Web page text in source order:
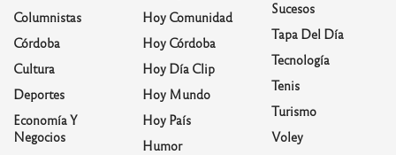
Columnistas
Córdoba
Cultura
Deportes
Economía Y
Negocios
Hoy Comunidad
Hoy Córdoba
Hoy Día Clip
Hoy Mundo
Hoy País
Humor
Sucesos
Tapa Del Día
Tecnología
Tenis
Turismo
Voley